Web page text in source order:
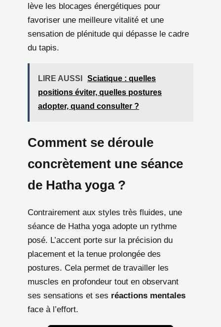
lève les blocages énergétiques pour
favoriser une meilleure vitalité et une
sensation de plénitude qui dépasse le cadre
du tapis.
LIRE AUSSI
Sciatique : quelles
positions éviter, quelles postures
adopter, quand consulter ?
Comment se déroule
concrètement une séance
de Hatha yoga ?
Contrairement aux styles très fluides, une
séance de Hatha yoga adopte un rythme
posé. L’accent porte sur la précision du
placement et la tenue prolongée des
postures. Cela permet de travailler les
muscles en profondeur tout en observant
ses sensations et ses réactions mentales
face à l’effort.